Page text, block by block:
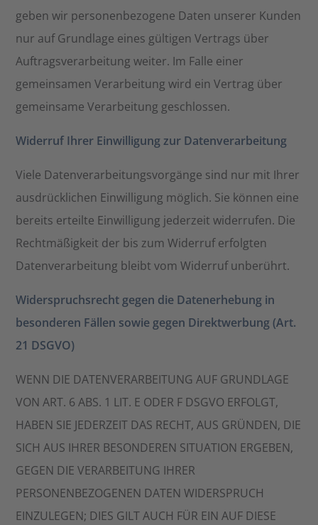
geben wir personenbezogene Daten unserer Kunden
nur auf Grundlage eines gültigen Vertrags über
Auftragsverarbeitung weiter. Im Falle einer
gemeinsamen Verarbeitung wird ein Vertrag über
gemeinsame Verarbeitung geschlossen.
Widerruf Ihrer Einwilligung zur Datenverarbeitung
Viele Datenverarbeitungsvorgänge sind nur mit Ihrer
ausdrücklichen Einwilligung möglich. Sie können eine
bereits erteilte Einwilligung jederzeit widerrufen. Die
Rechtmäßigkeit der bis zum Widerruf erfolgten
Datenverarbeitung bleibt vom Widerruf unberührt.
Widerspruchsrecht gegen die Datenerhebung in
besonderen Fällen sowie gegen Direktwerbung (Art.
21 DSGVO)
WENN DIE DATENVERARBEITUNG AUF GRUNDLAGE
VON ART. 6 ABS. 1 LIT. E ODER F DSGVO ERFOLGT,
HABEN SIE JEDERZEIT DAS RECHT, AUS GRÜNDEN, DIE
SICH AUS IHRER BESONDEREN SITUATION ERGEBEN,
GEGEN DIE VERARBEITUNG IHRER
PERSONENBEZOGENEN DATEN WIDERSPRUCH
EINZULEGEN; DIES GILT AUCH FÜR EIN AUF DIESE